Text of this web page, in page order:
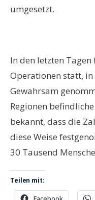
umgesetzt.
In den letzten
Operationen statt,
Gewahrsam
Regionen
bekannt, dass die
diese Weise
30 Tausend
Teilen mit: